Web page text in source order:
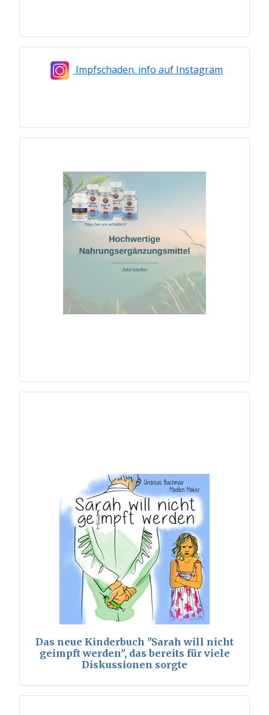
Impfschaden. info auf Instagram
Das neue Kinderbuch "Sarah will nicht
geimpft werden", das bereits für viele
Diskussionen sorgte